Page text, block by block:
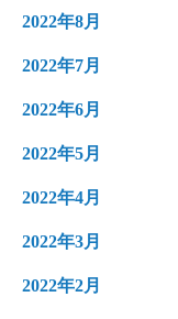
2022年8月
2022年7月
2022年6月
2022年5月
2022年4月
2022年3月
2022年2月